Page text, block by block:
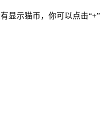
显示猫币，你可以点击“+”